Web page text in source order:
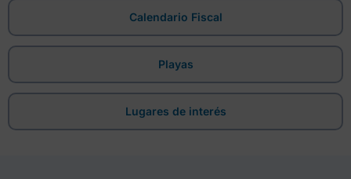
Calendario Fiscal
Playas
Lugares de interés